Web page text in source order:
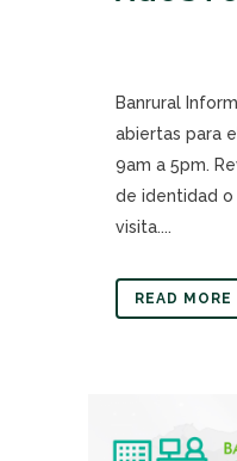
Banrural
abiertas para
9am a 5pm.
de identidad o
visita....
READ MORE